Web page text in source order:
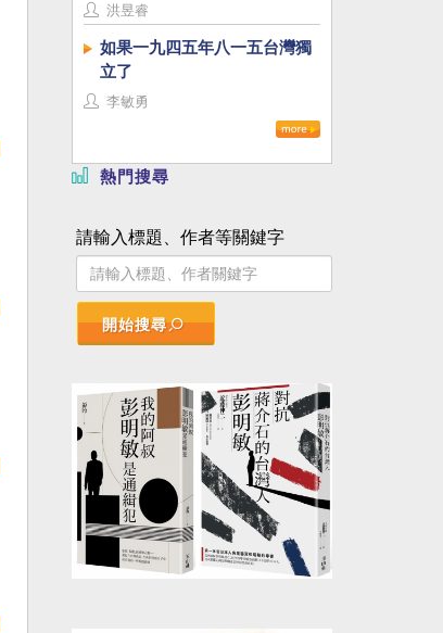
洪昱睿
如果一九四五年八一五台灣獨
立了
李敏勇
熱門搜尋
請輸入標題、作者等關鍵字
開始搜尋